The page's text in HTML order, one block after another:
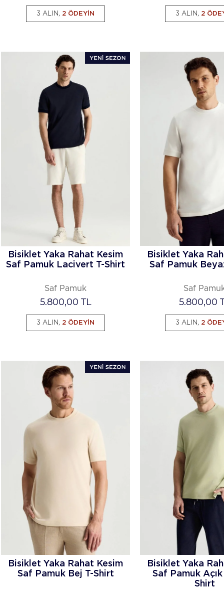
3 ALIN, 2 ÖDEYİN 3 ALIN, 2
Bisiklet Yaka Rahat Kesim
Saf Pamuk Lacivert T-Shirt
Saf Pamuk
5.800,00 TL
3 ALIN, 2 ÖDEYİN
Bisiklet Yaka
Saf Pamuk
Saf
5.800,00
3 ALIN, 2
Bisiklet Yaka Rahat Kesim
Saf Pamuk Bej T-Shirt
Bisiklet Yaka
Saf Pamuk
Shirt